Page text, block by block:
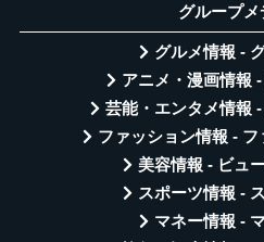
グループメ
グルメ情報 -
アニメ・漫画情報
芸能・エンタメ情報
ファッション情報 -
美容情報 - ビュ
スポーツ情報 -
マネー情報 -